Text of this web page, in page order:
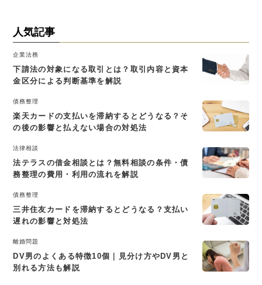
人気記事
企業法務
下請法の対象になる取引とは？取引内容と資本
金区分による判断基準を解説
債務整理
楽天カードの支払いを滞納するとどうなる？そ
の後の影響と払えない場合の対処法
法律相談
法テラスの借金相談とは？無料相談の条件・債
務整理の費用・利用の流れを解説
債務整理
三井住友カードを滞納するとどうなる？支払い
遅れの影響と対処法
離婚問題
DV男のよくある特徴10個｜見分け方やDV男と
別れる方法も解説